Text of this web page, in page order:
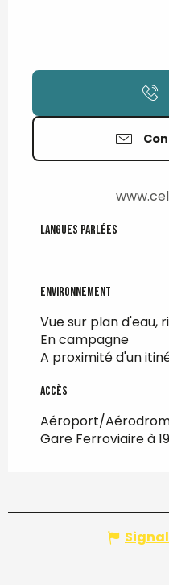
Langues parlées
Langues parlées
Environnement
Environnement
Vue sur plan d'eau,
En campagne
A proximité d'un
Accès
Accès
Aéroport/
Gare Ferroviaire à